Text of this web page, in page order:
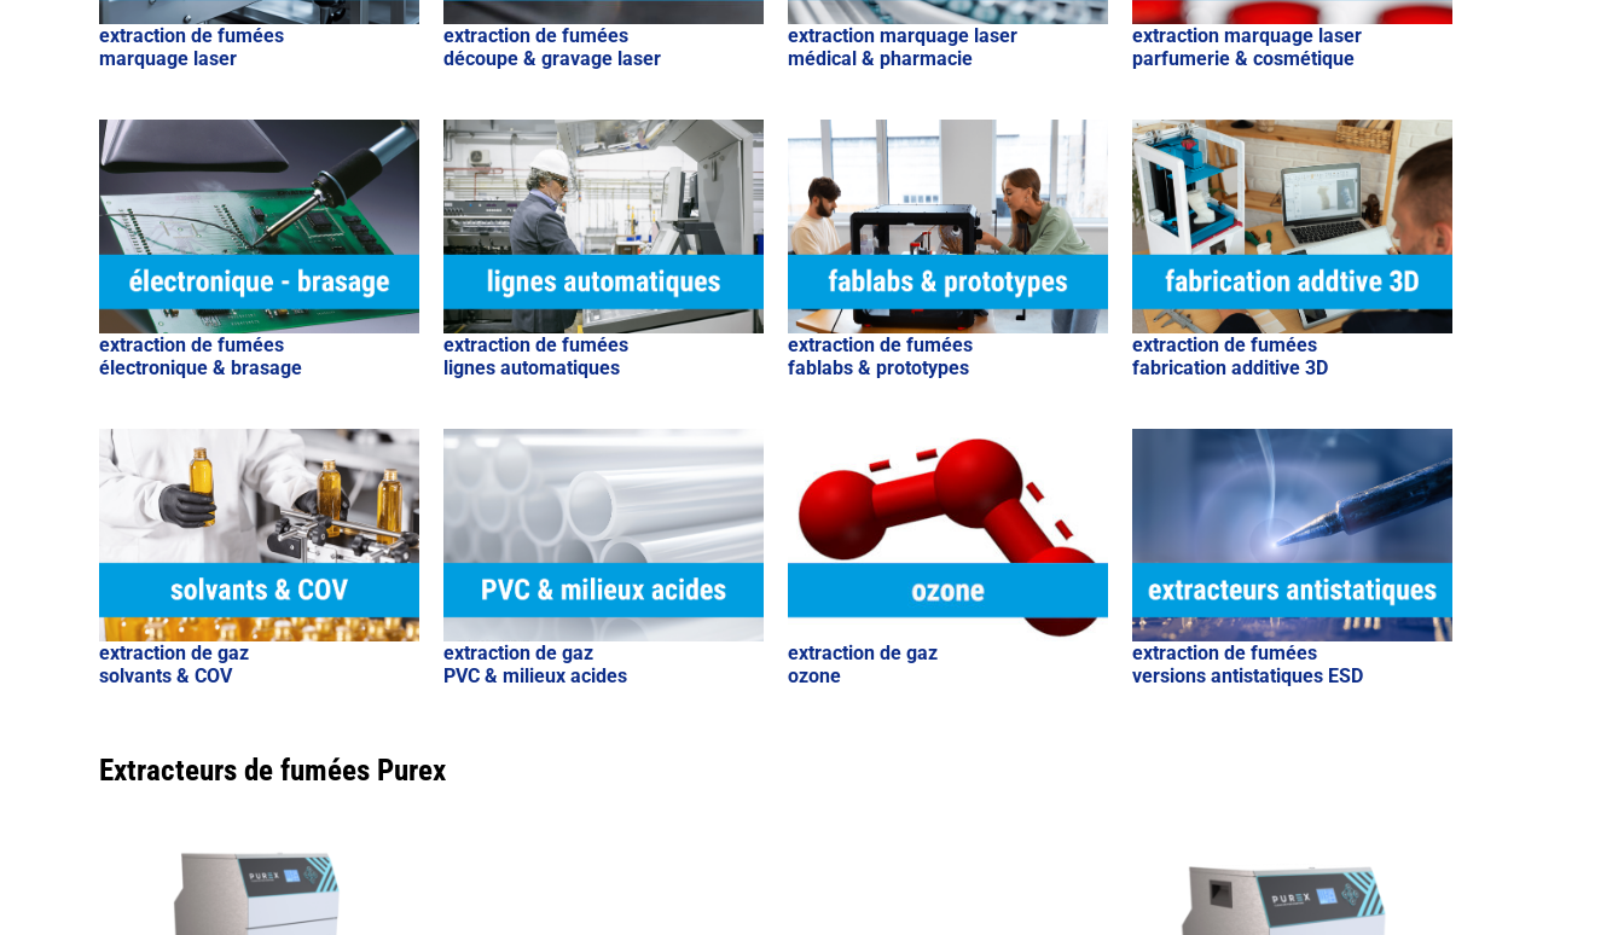
extraction de fumées
marquage laser
extraction de fumées
découpe & gravage laser
extraction marquage laser
médical & pharmacie
extraction marquage laser
parfumerie & cosmétique
extraction de fumées
électronique & brasage
extraction de fumées
lignes automatiques
extraction de fumées
fablabs & prototypes
extraction de fumées
fabrication additive 3D
extraction de gaz
solvants & COV
extraction de gaz
PVC & milieux acides
extraction de gaz
ozone
extraction de fumées
versions antistatiques ESD
Extracteurs de fumées Purex